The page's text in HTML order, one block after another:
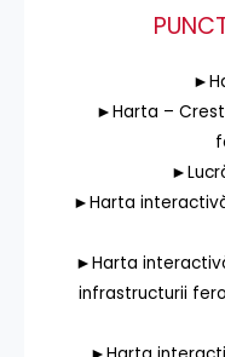
►Harta –
►Harta
►Harta
infrastructurii